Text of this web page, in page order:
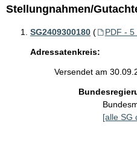
Stellungnahmen/
SG2409300180 ( PDF - 5
Adressatenkreis:
Versendet am
[alle SG